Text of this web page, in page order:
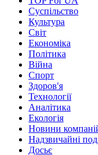
Суспiльство
Культура
Світ
Економіка
Політика
Війна
Спорт
Здоров'я
Технології
Аналітика
Екологія
Новини
Надзвичайні
Досьє